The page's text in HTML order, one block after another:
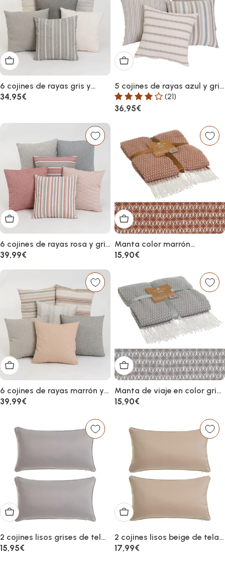
Añadir al carrito
6 cojines de rayas gris y
beige de algodón de 45x45
Precio
34,95€
Añadir al carrito
5 cojines de rayas azul y gris
de algodón de 45x45 cm
con relleno
(21)
Precio
36,95€
Añadir al carrito
6 cojines de rayas rosa y gris
de algodón de 45x45 cm
Precio
39,99€
Añadir al carrito
Manta color marrón
terracota 100% poliéster con
Precio
15,90€
Añadir al carrito
6 cojines de rayas marrón y
gris de algodón de 45x45
Precio
39,99€
Añadir al carrito
Manta de viaje en color gris
100% poliéster con flecos de
Precio
15,90€
Añadir al carrito
2 cojines lisos grises de tela
de loneta de 50x30 cm con
Precio
15,95€
Añadir al carrito
2 cojines lisos beige de tela
de loneta de 50x30 cm con
Precio
17,99€